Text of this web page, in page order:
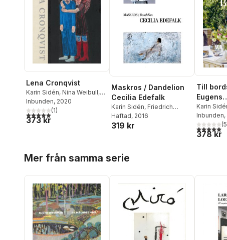
Lena Cronqvist
Karin Sidén, Nina Weibull,
Katarina Wadstein
Macleod,Göran Sonnevi
Inbunden, 2020
5,0utav 5 stjärnor. Totalt antal röster:
(1)
373 kr
Maskros / Dandelion
Cecilia Edefalk
Karin Sidén, Friedrich
Meschede,Axel Wieder
Jonna Bornemark
Häftad, 2016
319 kr
Till
Eugens
Karin
Richard
Inbunden
5,0utav 5(5
378 kr
Mer från samma serie